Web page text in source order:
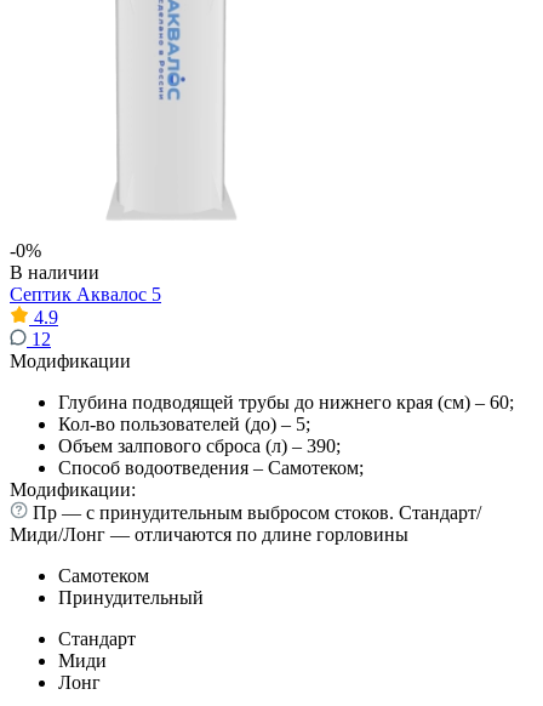
-0%
В наличии
Септик Аквалос 5
4.9
12
Модификации
Глубина подводящей трубы до нижнего края (см) – 60;
Кол-во пользователей (до) – 5;
Объем залпового сброса (л) – 390;
Способ водоотведения – Самотеком;
Модификации:
Пр — с принудительным выбросом стоков. Стандарт/
Миди/Лонг — отличаются по длине горловины
Самотеком
Принудительный
Стандарт
Миди
Лонг